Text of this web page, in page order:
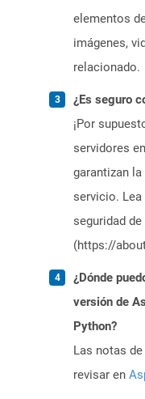
elementos
imágenes,
relacionado.
¿Es seguro
¡Por
servidores
garantizan
servicio.
seguridad de
(https://
¿Dónde
versión de
Python?
Las notas
revisar en